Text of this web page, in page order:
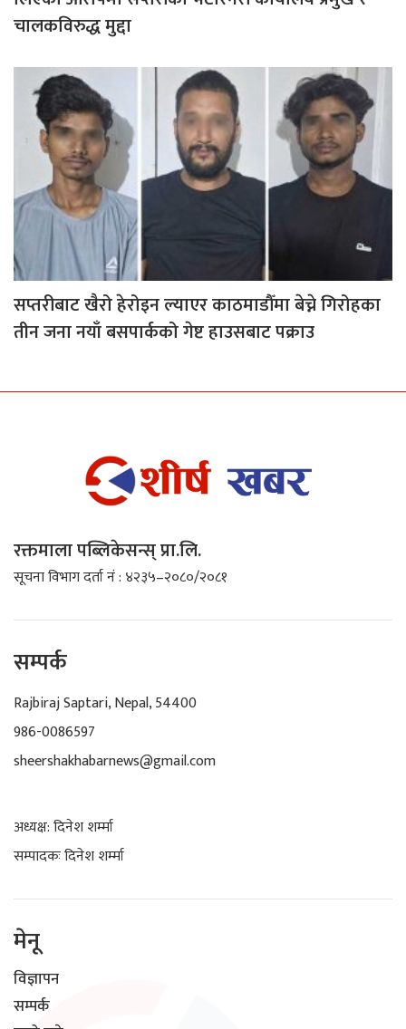
चालकविरुद्ध मुद्दा
सप्तरीबाट खैरो हेरोइन ल्याएर काठमाडौँमा बेच्ने गिरोहका
तीन जना नयाँ बसपार्कको गेष्ट हाउसबाट पक्राउ
रक्तमाला पब्लिकेसन्स् प्रा.लि.
सूचना विभाग दर्ता नं : ४२३५–२०८०/२०८१
सम्पर्क
Rajbiraj Saptari, Nepal, 54400
986-0086597
sheershakhabarnews@gmail.com
अध्यक्ष: दिनेश शर्म्मा
सम्पादकः दिनेश शर्म्मा
मेनू
विज्ञापन
सम्पर्क